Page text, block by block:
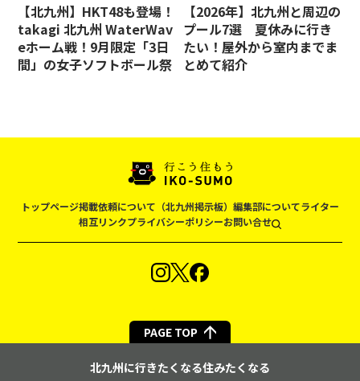
【北九州】HKT48も登場！
takagi 北九州 WaterWav
eホーム戦！9月限定「3日
間」の女子ソフトボール祭
【2026年】北九州と周辺の
プール7選 夏休みに行き
たい！屋外から室内までま
とめて紹介
トップページ掲載依頼について（北九州掲示板） 編集部についてライター
相互リンクプライバシーポリシーお問い合せ
PAGE TOP
北九州に行きたくなる住みたくなる